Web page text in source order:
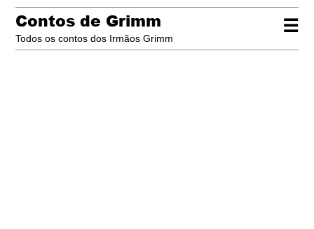
☰
Contos de Grimm
Todos os contos dos Irmãos Grimm